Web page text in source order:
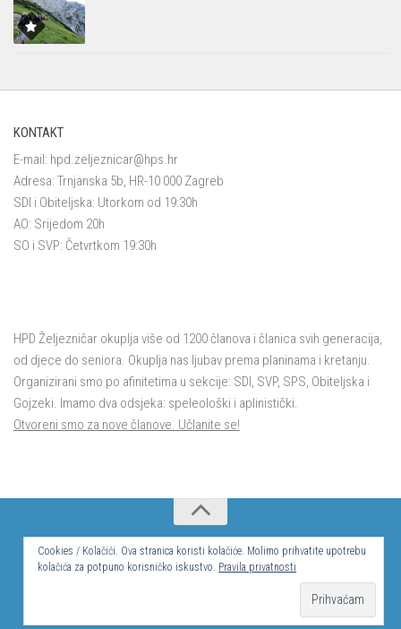
KONTAKT
E-mail: hpd.zeljeznicar@hps.hr
Adresa: Trnjanska 5b, HR-10 000 Zagreb
SDI i Obiteljska: Utorkom od 19:30h
AO: Srijedom 20h
SO i SVP: Četvrtkom 19:30h
HPD Željezničar okuplja više od 1200 članova i članica svih generacija,
od djece do seniora. Okuplja nas ljubav prema planinama i kretanju.
Organizirani smo po afinitetima u sekcije: SDI, SVP, SPS, Obiteljska i
Gojzeki. Imamo dva odsjeka: speleološki i aplinistički.
Otvoreni smo za nove članove. Učlanite se!
© Hrvatsko planinarsko društvo Željezničar 2024.
Cookies / Kolačići. Ova stranica koristi kolačiće. Molimo prihvatite upotrebu
kolačića za potpuno korisničko iskustvo. Pravila privatnosti